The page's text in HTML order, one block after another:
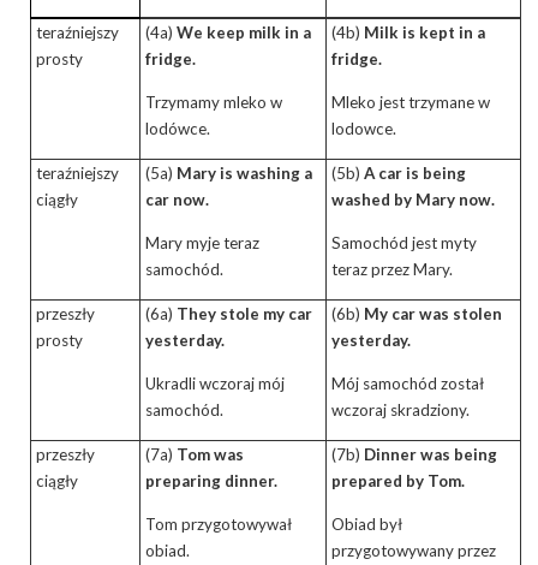
teraźniejszy
prosty
(4a) We keep milk in a
fridge.
Trzymamy mleko w
lodówce.
(4b) Milk is kept in a
fridge.
Mleko jest trzymane w
lodowce.
teraźniejszy
ciągły
(5a) Mary is washing a
car now.
Mary myje teraz
samochód.
(5b)A car is being
washed by Mary now.
Samochód jest myty
teraz przez Mary.
przeszły
prosty
(6a) They stole my car
yesterday.
Ukradli wczoraj mój
samochód.
(6b) My car was stolen
yesterday.
Mój samochód został
wczoraj skradziony.
przeszły
ciągły
(7a) Tom was
preparing dinner.
Tom przygotowywał
obiad.
(7b) Dinner was being
prepared by Tom.
Obiad był
przygotowywany przez